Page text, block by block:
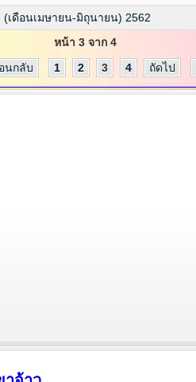
เดือนเมษายน-มิถุนายน) 2562
หน้า 3 จาก 4
นกลับ 1 2 3 4 ถัดไป